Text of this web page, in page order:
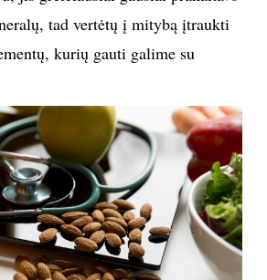
norint atsitiesti po ligos?
visiems žinomas vištienos
tiek pasveikus. Jis
organizmą. Žaliosiose
yra daug fermentų, kurie greitai
Puikiai tinka saulėgrąžų
salotos, įvairios uogos. Jei
jis greičiausiai gausiai prakaitavo
tad vertėtų į mitybą įtraukti